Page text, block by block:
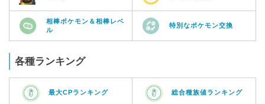
相棒ポケモン＆相棒レベ
ル
特別なポケモン交換
各種ランキング
最大CPランキング 総合種族値ランキング